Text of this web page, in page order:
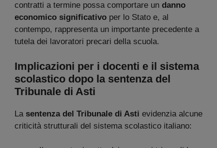
contratti a termine possa comportare un danno
economico significativo per lo Stato e, al
contempo, rappresenta un importante precedente a
tutela dei lavoratori precari della scuola.
Implicazioni per i docenti e il sistema
scolastico dopo la sentenza del
Tribunale di Asti
La sentenza del Tribunale di Asti evidenzia alcune
criticità strutturali del sistema scolastico italiano: